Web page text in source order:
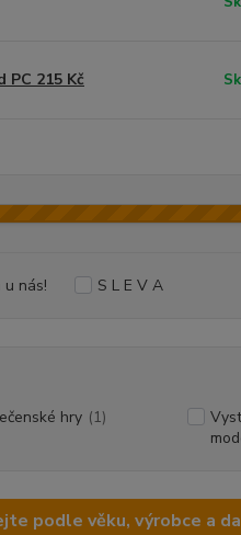
PC 215 Kč
podle věku, výrobce a
u nás! S L E V A
hry (1)